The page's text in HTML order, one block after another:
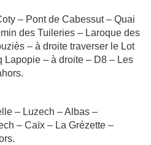
– Pont de Cabessut – Quai
des Tuileries – Laroque des
– à droite traverser le Lot
Lapopie – à droite – D8 – Les
– Luzech – Albas –
– Caïx – La Grézette –